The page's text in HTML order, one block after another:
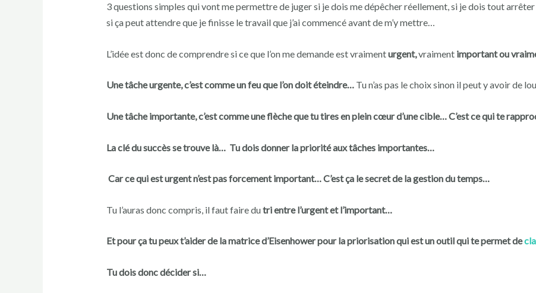
3 questions simples qui vont me permettre de juger si je dois me dépêcher réellement, si je dois tout
si ça peut attendre que je finisse le travail que j’ai commencé avant de m’y mettre…
L’idée est donc de comprendre si ce que l’on me demande est vraimenturgent,vraiment important ou
Une tâche urgente, c’est comme un feu que l’on doit éteindre… Tu n’as pas le choix sinon il peut y avoir de
Une tâche importante, c’est comme une flèche que tu tires en plein cœur d’une cible… C’est ce qui te
La clé du succès se trouve là… Tu dois donner la priorité aux tâches importantes…
Car ce qui est urgent n’est pas forcement important… C’est ça le secret de la gestion du temps…
Tu l’auras donc compris, il faut faire dutri entre l’urgent et l’important…
Et pour ça tu peux t’aider de la matrice d’Eisenhower pour la priorisation qui est un outil qui te permet de
Tu dois donc décider si…